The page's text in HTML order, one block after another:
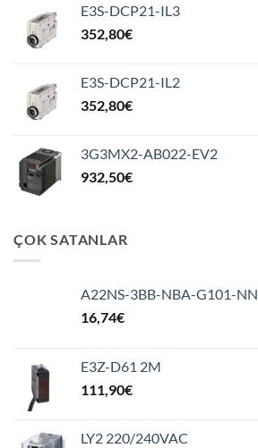
E3S-DCP21-IL3
352,80€
E3S-DCP21-IL2
352,80€
3G3MX2-AB022-EV2
932,50€
ÇOK SATANLAR
A22NS-3BB-NBA-G101-NN
16,74€
E3Z-D61 2M
111,90€
LY2 220/240VAC